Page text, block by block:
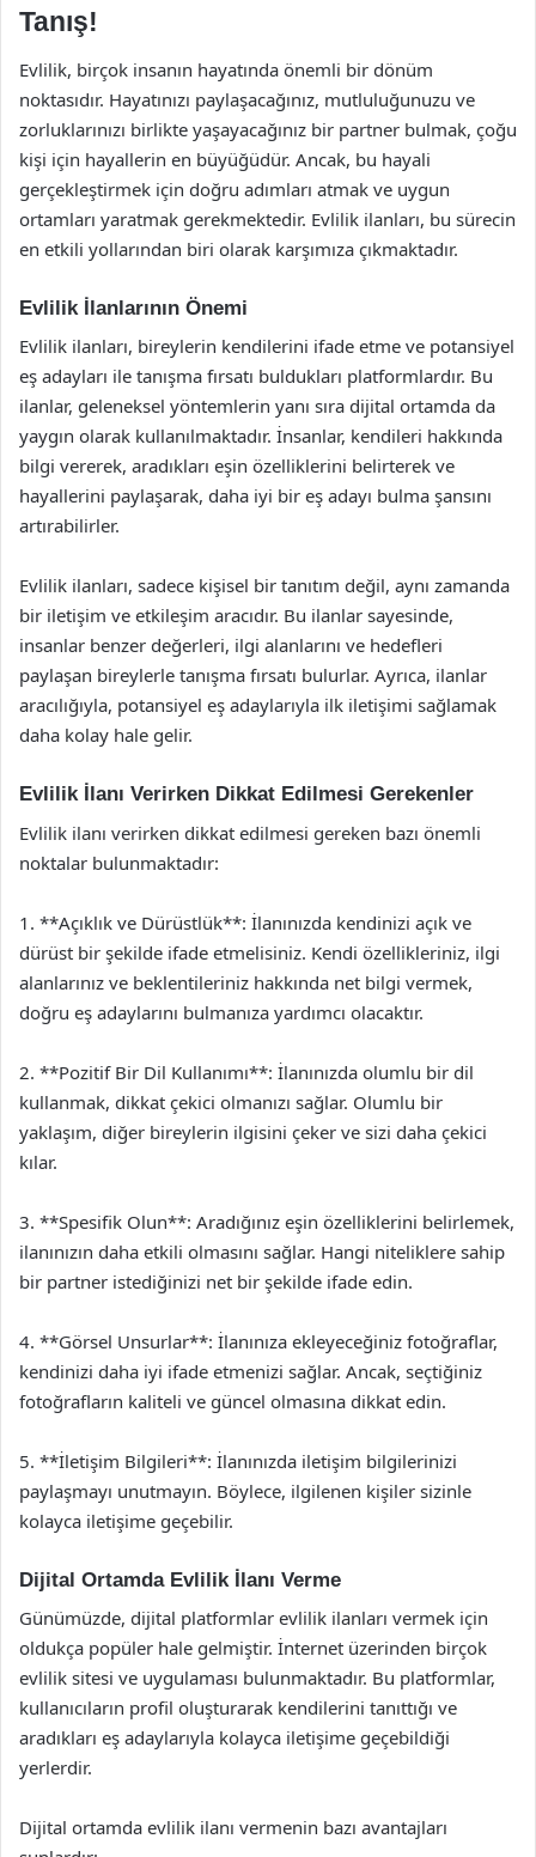
Tanış!
Evlilik, birçok insanın hayatında önemli bir dönüm
noktasıdır. Hayatınızı paylaşacağınız, mutluluğunuzu ve
zorluklarınızı birlikte yaşayacağınız bir partner bulmak, çoğu
kişi için hayallerin en büyüğüdür. Ancak, bu hayali
gerçekleştirmek için doğru adımları atmak ve uygun
ortamları yaratmak gerekmektedir. Evlilik ilanları, bu sürecin
en etkili yollarından biri olarak karşımıza çıkmaktadır.
Evlilik İlanlarının Önemi
Evlilik ilanları, bireylerin kendilerini ifade etme ve potansiyel
eş adayları ile tanışma fırsatı buldukları platformlardır. Bu
ilanlar, geleneksel yöntemlerin yanı sıra dijital ortamda da
yaygın olarak kullanılmaktadır. İnsanlar, kendileri hakkında
bilgi vererek, aradıkları eşin özelliklerini belirterek ve
hayallerini paylaşarak, daha iyi bir eş adayı bulma şansını
artırabilirler.
Evlilik ilanları, sadece kişisel bir tanıtım değil, aynı zamanda
bir iletişim ve etkileşim aracıdır. Bu ilanlar sayesinde,
insanlar benzer değerleri, ilgi alanlarını ve hedefleri
paylaşan bireylerle tanışma fırsatı bulurlar. Ayrıca, ilanlar
aracılığıyla, potansiyel eş adaylarıyla ilk iletişimi sağlamak
daha kolay hale gelir.
Evlilik İlanı Verirken Dikkat Edilmesi Gerekenler
Evlilik ilanı verirken dikkat edilmesi gereken bazı önemli
noktalar bulunmaktadır:
1. **Açıklık ve Dürüstlük**: İlanınızda kendinizi açık ve
dürüst bir şekilde ifade etmelisiniz. Kendi özellikleriniz, ilgi
alanlarınız ve beklentileriniz hakkında net bilgi vermek,
doğru eş adaylarını bulmanıza yardımcı olacaktır.
2. **Pozitif Bir Dil Kullanımı**: İlanınızda olumlu bir dil
kullanmak, dikkat çekici olmanızı sağlar. Olumlu bir
yaklaşım, diğer bireylerin ilgisini çeker ve sizi daha çekici
kılar.
3. **Spesifik Olun**: Aradığınız eşin özelliklerini belirlemek,
ilanınızın daha etkili olmasını sağlar. Hangi niteliklere sahip
bir partner istediğinizi net bir şekilde ifade edin.
4. **Görsel Unsurlar**: İlanınıza ekleyeceğiniz fotoğraflar,
kendinizi daha iyi ifade etmenizi sağlar. Ancak, seçtiğiniz
fotoğrafların kaliteli ve güncel olmasına dikkat edin.
5. **İletişim Bilgileri**: İlanınızda iletişim bilgilerinizi
paylaşmayı unutmayın. Böylece, ilgilenen kişiler sizinle
kolayca iletişime geçebilir.
Dijital Ortamda Evlilik İlanı Verme
Günümüzde, dijital platformlar evlilik ilanları vermek için
oldukça popüler hale gelmiştir. İnternet üzerinden birçok
evlilik sitesi ve uygulaması bulunmaktadır. Bu platformlar,
kullanıcıların profil oluşturarak kendilerini tanıttığı ve
aradıkları eş adaylarıyla kolayca iletişime geçebildiği
yerlerdir.
Dijital ortamda evlilik ilanı vermenin bazı avantajları